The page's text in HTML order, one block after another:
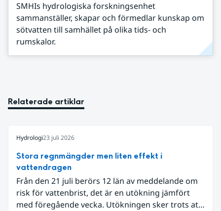
SMHIs hydrologiska forskningsenhet
sammanställer, skapar och förmedlar kunskap om
sötvatten till samhället på olika tids- och
rumskalor.
Relaterade artiklar
Hydrologi23 juli 2026
Stora regnmängder men liten effekt i
vattendragen
Från den 21 juli berörs 12 län av meddelande om
risk för vattenbrist, det är en utökning jämfört
med föregående vecka. Utökningen sker trots att